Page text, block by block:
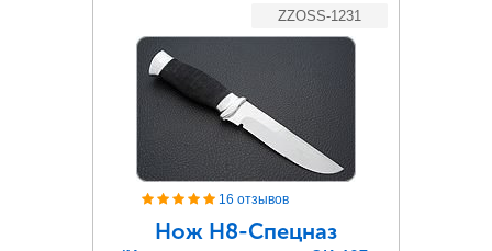
ZZOSS-1231
16 отзывов
Нож Н8-Спецназ